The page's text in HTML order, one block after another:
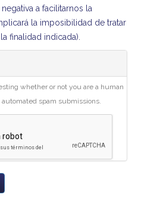
negativa a facilitarnos la
la imposibilidad de tratar
finalidad indicada).
whether or not you are a human
spam submissions.